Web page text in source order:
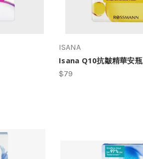
ISANA
Isana Q10抗皺精華安瓶
$79